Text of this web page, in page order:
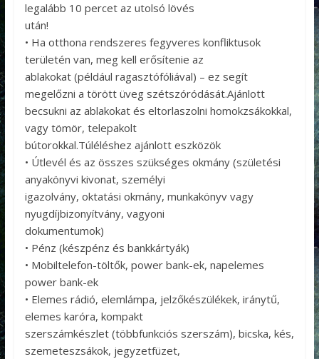
legalább 10 percet az utolsó lövés
után!
• Ha otthona rendszeres fegyveres konfliktusok
területén van, meg kell erősítenie az
ablakokat (például ragasztófóliával) – ez segít
megelőzni a törött üveg szétszóródását.Ajánlott
becsukni az ablakokat és eltorlaszolni homokzsákokkal,
vagy tömör, telepakolt
bútorokkal.Túléléshez ajánlott eszközök
• Útlevél és az összes szükséges okmány (születési
anyakönyvi kivonat, személyi
igazolvány, oktatási okmány, munkakönyv vagy
nyugdíjbizonyítvány, vagyoni
dokumentumok)
• Pénz (készpénz és bankkártyák)
• Mobiltelefon-töltők, power bank-ek, napelemes
power bank-ek
• Elemes rádió, elemlámpa, jelzőkészülékek, iránytű,
elemes karóra, kompakt
szerszámkészlet (többfunkciós szerszám), bicska, kés,
szemeteszsákok, jegyzetfüzet,